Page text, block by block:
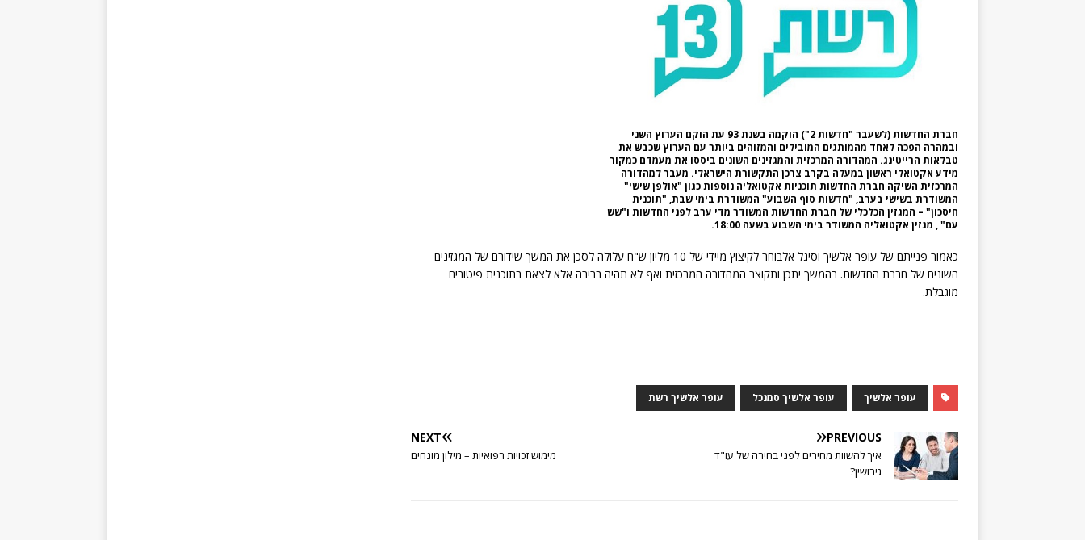
חברת החדשות (לשעבר "חדשות 2") הוקמה בשנת 93 עת הוקם הערוץ השני
ובמהרה הפכה לאחד מהמותגים המובילים והמזוהים ביותר עם הערוץ שכבש את
טבלאות הרייטינג. המהדורה המרכזית והמגזינים השונים ביססו את מעמדם כמקור
מידע אקטואלי ראשון במעלה בקרב צרכן התקשורת הישראלי. מעבר למהדורה
המרכזית השיקה חברת החדשות תוכניות אקטואליה נוספות כגון "אולפן שישי"
המשודרת בשישי בערב, "חדשות סוף השבוע" המשודרת בימי שבת, "תוכנית
חיסכון" – המגזין הכלכלי של חברת החדשות המשודר מדי ערב לפני החדשות ו"שש
עם" , מגזין אקטואליה המשודר בימי השבוע בשעה 18:00.
כאמור פנייתם של עופר אלשיך וסיגל אלבוחר לקיצוץ מיידי של 10 מליון ש"ח עלולה לסכן את המשך שידורם של המגזינים
השונים של חברת החדשות. בהמשך יתכן ותקוצר המהדורה המרכזית ואף לא תהיה ברירה אלא לצאת בתוכנית פיטורים
מוגבלת.
עופר אלשיך עופר אלשיך סמנכל עופר אלשיך רשת
PREVIOUS
איך להשוות מחירים לפני בחירה של עו"ד
גירושין?
NEXT
מימוש זכויות רפואיות – מילון מונחים